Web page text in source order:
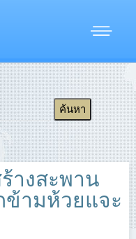
างสะพาน
ข้ามห้วยแจะ